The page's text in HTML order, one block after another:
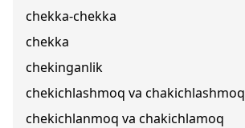
chekka-chekka
chekka
chekinganlik
chekichlashmoq va chakichlashmoq
chekichlanmoq va chakichlamoq